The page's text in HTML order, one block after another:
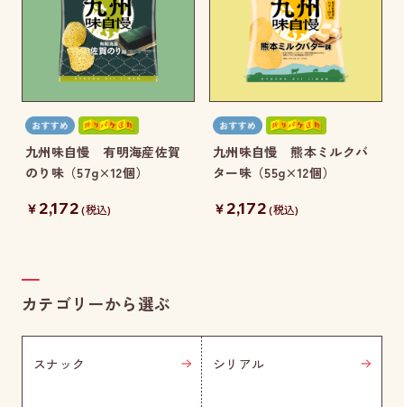
九州味自慢 有明海産佐賀
のり味（57g×12個）
￥2,172 (税込)
九州味自慢 熊本ミルクバ
ター味（55g×12個）
￥2,172 (税込)
カテゴリーから選ぶ
スナック シリアル